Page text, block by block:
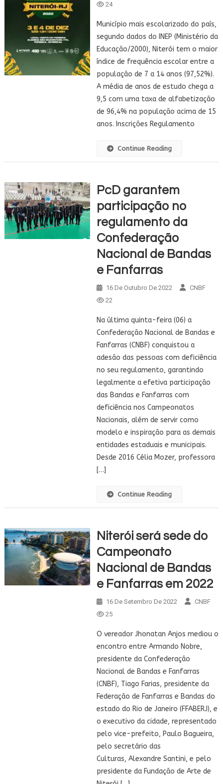
24
Município mais escolarizado do país,
segundo dados do INEP (Ministério da
Educação/2000), Niterói tem o maior
índice de frequência escolar entre a
população de 7 a 14 anos (97,52%).
A média de anos de estudo chega a
9,5 com uma taxa de alfabetização
de 96,4% na população acima de 15
anos. Inscrições Regulamento
Continue Reading
PcD garantem
participação no
regulamento da
Confederação
Nacional de Bandas
e Fanfarras
16 De Outubro De 2022
CNBF
22
Na última quinta-feira (06) a
Confederação Nacional de Bandas e
Fanfarras (CNBF) conquistou a
adesão das pessoas com deficiência
no seu regulamento, garantindo
legalmente a efetiva participação
das Bandas e Fanfarras com
deficiência nos Campeonatos
Nacionais, além de servir como
modelo e inspiração para as demais
entidades estaduais e municipais.
Desde 2016 Célia Mozer, professora
[…]
Continue Reading
Niterói será sede do
Campeonato
Nacional de Bandas
e Fanfarras em 2022
16 De Setembro De 2022
CNBF
25
O vereador Jhonatan Anjos mediou o
encontro entre Armando Nobre,
presidente da Confederação
Nacional de Bandas e Fanfarras
(CNBF), Tiago Farias, presidente da
Federação de Fanfarras e Bandas do
estado do Rio de Janeiro (FFABERJ), e
o executivo da cidade, representado
pelo vice-prefeito, Paulo Bagueira,
pelo secretário das
Culturas, Alexandre Santini, e pelo
presidente da Fundação de Arte de